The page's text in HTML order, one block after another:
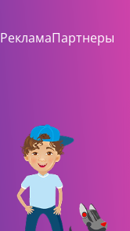
РекламаПартнеры